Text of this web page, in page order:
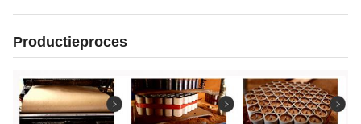
Productieproces